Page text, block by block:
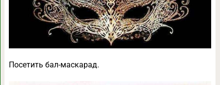
Посетить бал-маскарад.